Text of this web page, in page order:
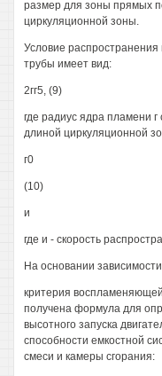
размер для зоны прямых
циркуляционной зоны.
Условие
трубы имеет вид:
2гг5, (9)
где радиус ядра пламени
длиной циркуляционной
г0
(10)
и
где и - скорость
На основании
критерия
получена формула для
высотного запуска
способности емкостной
смеси и камеры сгорания: